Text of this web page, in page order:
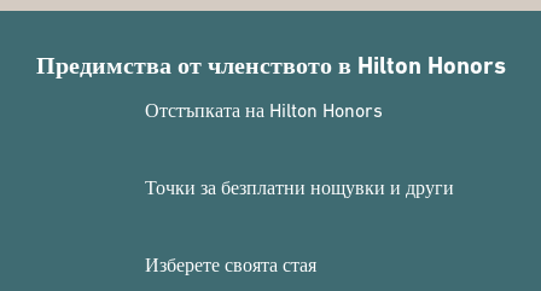
Предимства от членството в Hilton Honors
Отстъпката на Hilton Honors
Точки за безплатни нощувки и други
Изберете своята стая